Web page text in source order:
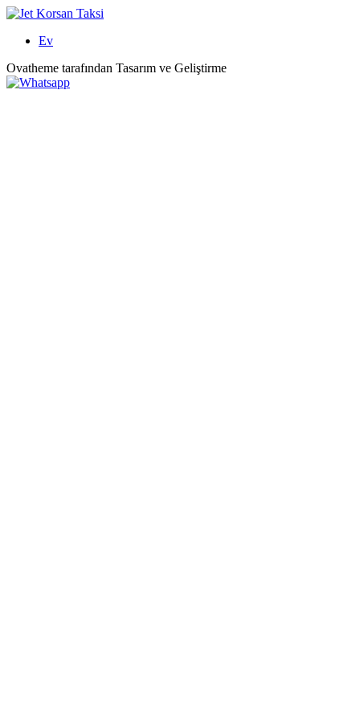
Ev
Ovatheme tarafından Tasarım ve Geliştirme